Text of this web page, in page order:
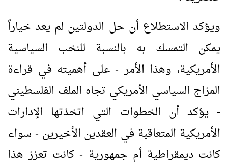
ويؤكد الاستطلاع أن حل الدولتين لم يعد خياراً
يمكن التمسك به بالنسبة للنخب السياسية
الأمريكية، وهذا الأمر - على أهميته في قراءة
المزاج السياسي الأمريكي تجاه الملف الفلسطيني
- يؤكد أن الخطوات التي اتخذتها الإدارات
الأمريكية المتعاقبة في العقدين الأخيرين - سواء
كانت ديمقراطية أم جمهورية - كانت تعزز هذا